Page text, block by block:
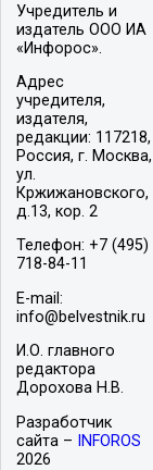
Учредитель и
издатель ООО ИА
«Инфорос».
Адрес
учредителя,
издателя,
редакции: 117218,
Россия, г. Москва,
ул.
Кржижановского,
д.13, кор. 2
Телефон: +7 (495)
718-84-11
E-mail:
info@belvestnik.ru
И.О. главного
редактора
Дорохова Н.В.
Разработчик
сайта –
INFOROS
2026